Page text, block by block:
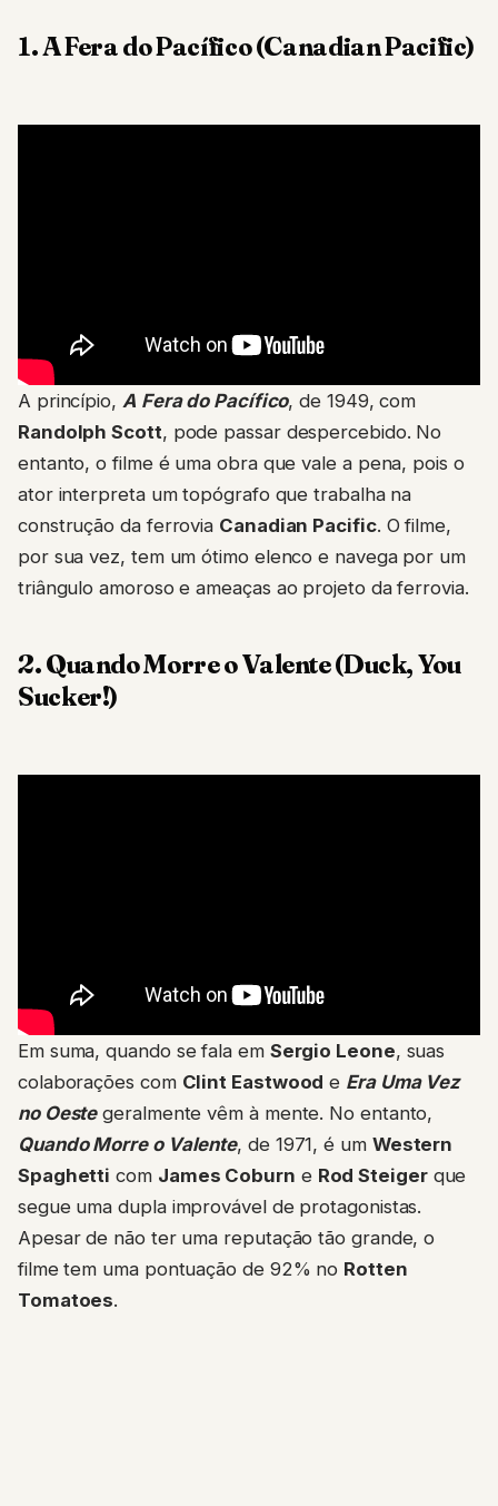
1. A Fera do Pacífico (Canadian Pacific)
A princípio, A Fera do Pacífico, de 1949, com
Randolph Scott, pode passar despercebido. No
entanto, o filme é uma obra que vale a pena, pois o
ator interpreta um topógrafo que trabalha na
construção da ferrovia Canadian Pacific. O filme,
por sua vez, tem um ótimo elenco e navega por um
triângulo amoroso e ameaças ao projeto da ferrovia.
2. Quando Morre o Valente (Duck, You
Sucker!)
Em suma, quando se fala em Sergio Leone, suas
colaborações com Clint Eastwood e Era Uma Vez
no Oestegeralmente vêm à mente. No entanto,
Quando Morre o Valente, de 1971, é um Western
Spaghetti com James Coburn e Rod Steigerque
segue uma dupla improvável de protagonistas.
Apesar de não ter uma reputação tão grande, o
filme tem uma pontuação de 92% no Rotten
Tomatoes.